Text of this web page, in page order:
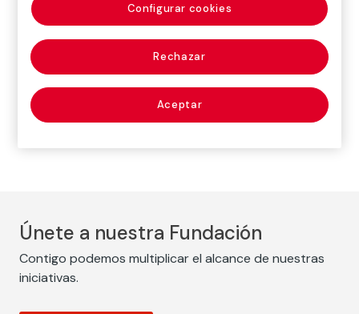
Conjunto de normas e instituciones jurídico-tributarias
que componen de forma ordenada y coherente el
ordenamiento fiscal de un país en un momento
determinado. Véase
Únete a nuestra Fundación
Contigo podemos multiplicar el alcance de nuestras
iniciativas.
Rechazar
Aceptar
Configurar cookies